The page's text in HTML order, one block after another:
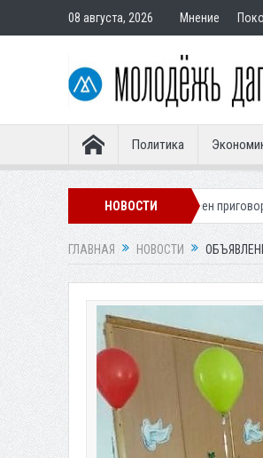
08 августа, 2026 Мнение
Политика
НОВОСТИ
Вынесен приговор по делу о
ГЛАВНАЯ НОВОСТИ